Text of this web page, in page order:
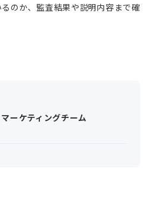
のか、監査結果や説明内容まで確
ーケティングチーム